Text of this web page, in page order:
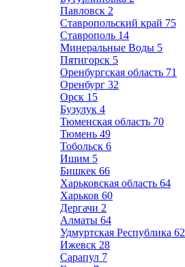
Павловск 2
Ставропольский край 75
Ставрополь 14
Минеральные Воды 5
Пятигорск 5
Оренбургская область 71
Оренбург 32
Орск 15
Бузулук 4
Тюменская область 70
Тюмень 49
Тобольск 6
Ишим 5
Бишкек 66
Харьковская область 64
Харьков 60
Дергачи 2
Алматы 64
Удмуртская Республика 62
Ижевск 28
Сарапул 7